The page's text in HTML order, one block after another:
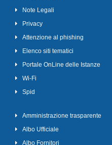
Note Legali
Privacy
Attenzione al phishing
Elenco siti tematici
Portale OnLine delle Istanze
Wi-Fi
Spid
Amministrazione trasparente
Albo Ufficiale
Albo Fornitori